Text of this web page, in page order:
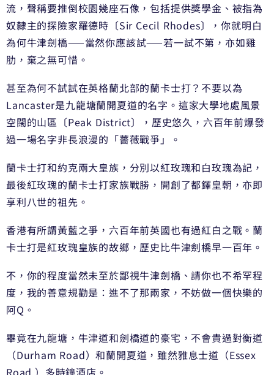
流，聲稱要推倒校園幾座石像，包括提供獎學金、被指為
奴隸主的探險家羅德時〔Sir Cecil Rhodes〕，你就明白
為何牛津劍橋——當然你應該試——若一試不第，亦如雞
肋，棄之無可惜。
甚至為何不試試在英格蘭北部的蘭卡士打？不要以為
Lancaster是九龍塘蘭開夏道的名字。這家大學地處風景
空闊的山區〔Peak District〕，歷史悠久，六百年前爆發
過一場名字非長浪漫的「薔薇戰爭」。
蘭卡士打和約克兩大皇族，分別以紅玫瑰和白玫瑰為記，
最後紅玫瑰的蘭卡士打家族戰勝，開創了都鐸皇朝，亦即
享利八世的祖先。
香港有所謂黃藍之爭，六百年前英國也有過紅白之戰。蘭
卡士打是紅玫瑰皇族的故鄉，歷史比牛津劍橋早一百年。
不，你的程度當然未至於鄙視牛津劍橋、請你也不希罕程
度，我的善意規勸是：進不了那兩家，不妨做一個快樂的
阿Q。
畢竟在九龍塘，牛津道和劍橋道的豪宅，不會貴過對衡道
（Durham Road）和蘭開夏道，雖然雅息士道（Essex
Road ）多時鐘酒店。